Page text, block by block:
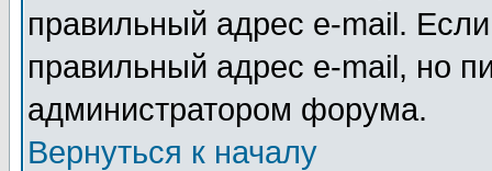
правильный адрес e-mail.
правильный адрес e-mail, но
администратором форума.
Вернуться к началу